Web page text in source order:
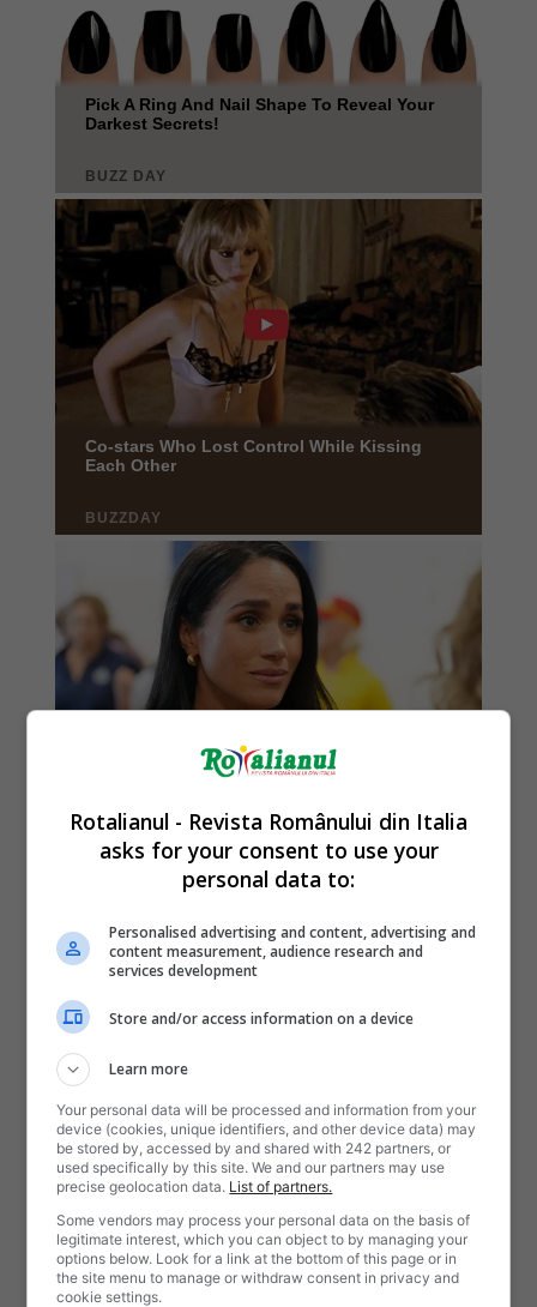
Rotalianul - Revista Românului din Italia
asks for your consent to use your
personal data to:
Personalised advertising and content, advertising and
content measurement, audience research and
services development
Store and/or access information on a device
Learn more
Your personal data will be processed and information from your
device (cookies, unique identifiers, and other device data) may
be stored by, accessed by and shared with 242 partners, or
used specifically by this site. We and our partners may use
precise geolocation data. List of partners.
Some vendors may process your personal data on the basis of
legitimate interest, which you can object to by managing your
options below. Look for a link at the bottom of this page or in
the site menu to manage or withdraw consent in privacy and
cookie settings.